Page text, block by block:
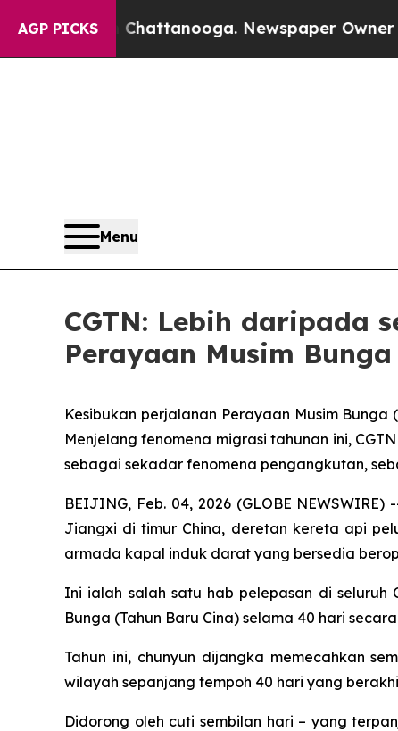
AGP PICKS
in Chattanooga. Newspaper Owner Calls
Menu
CGTN: Lebih daripada
Perayaan Musim
Kesibukan perjalanan Perayaan Musim
Menjelang fenomena migrasi tahunan ini,
sebagai sekadar fenomena pengangkutan,
BEIJING, Feb. 04, 2026 (GLOBE
Jiangxi di timur China, deretan kereta api
armada kapal induk darat yang bersedia
Ini ialah salah satu hab pelepasan di seluruh
Bunga (Tahun Baru Cina) selama 40 hari
Tahun ini, chunyun dijangka memecahkan
wilayah sepanjang tempoh 40 hari yang
Didorong oleh cuti sembilan hari – yang